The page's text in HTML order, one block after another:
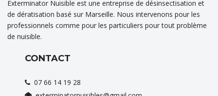
Exterminator Nuisible est une entreprise de désinsectisation et
de dératisation basé sur Marseille. Nous intervenons pour les
professionnels comme pour les particuliers pour tout problème
de nuisible.
CONTACT
07 66 14 19 28